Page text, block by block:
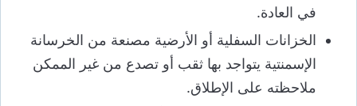
في العادة.
الخزانات السفلية أو الأرضية مصنعة من الخرسانة
الإسمنتية يتواجد بها ثقب أو تصدع من غير الممكن
ملاحظته على الإطلاق.